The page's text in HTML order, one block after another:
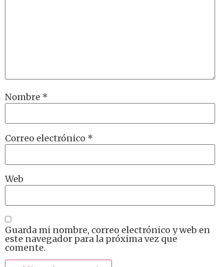
Nombre *
Correo electrónico *
Web
Guarda mi nombre, correo electrónico y web en
este navegador para la próxima vez que
comente.